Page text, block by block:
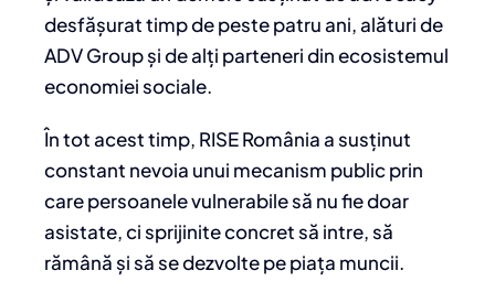
desfășurat timp de peste patru ani, alături de
ADV Group și de alți parteneri din ecosistemul
economiei sociale.
În tot acest timp, RISE România a susținut
constant nevoia unui mecanism public prin
care persoanele vulnerabile să nu fie doar
asistate, ci sprijinite concret să intre, să
rămână și să se dezvolte pe piața muncii.